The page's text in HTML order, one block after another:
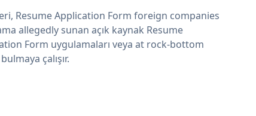
Resume Application Form foreign companies
allegedly sunan açık kaynak Resume
Form uygulamaları veya at rock-bottom
çalışır.